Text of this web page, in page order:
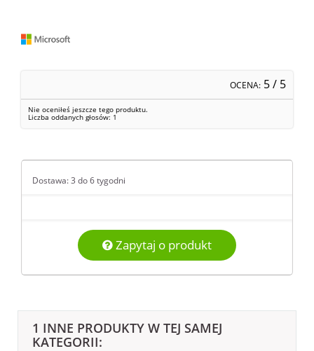
OCENA: 5/ 5
Nie oceniłeś jeszcze tego produktu.
Liczba oddanych głosów: 1
Dostawa: 3 do 6 tygodni
Zapytaj o produkt
1 INNE PRODUKTY W TEJ SAMEJ
KATEGORII: